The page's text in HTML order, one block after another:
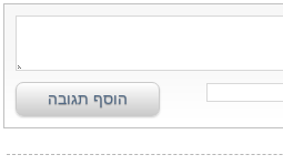
הוסף תגובה